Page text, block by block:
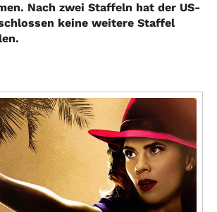
Nach zwei Staffeln hat der US-
keine weitere Staffel